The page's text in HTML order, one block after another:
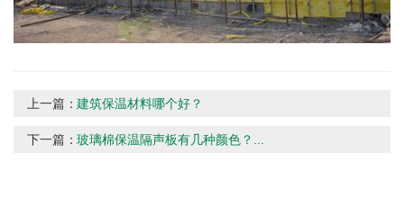
上一篇：建筑保温材料哪个好？
下一篇：玻璃棉保温隔声板有几种颜色？...